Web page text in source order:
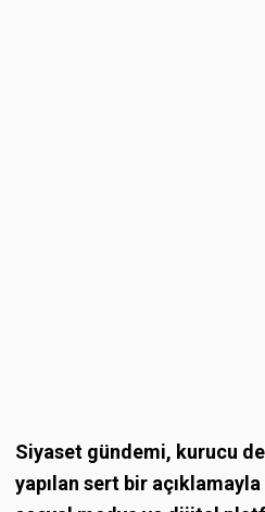
Siyaset gündemi, kurucu
yapılan sert bir